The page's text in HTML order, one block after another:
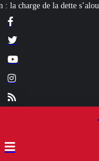
la PME franco-